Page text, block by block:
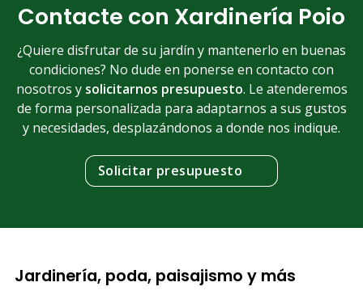
Contacte con Xardinería Poio
¿Quiere disfrutar de su jardín y mantenerlo en buenas
condiciones? No dude en ponerse en contacto con
nosotros y solicitarnos presupuesto. Le atenderemos
de forma personalizada para adaptarnos a sus gustos
y necesidades, desplazándonos a donde nos indique.
Solicitar presupuesto
Jardinería, poda, paisajismo y más